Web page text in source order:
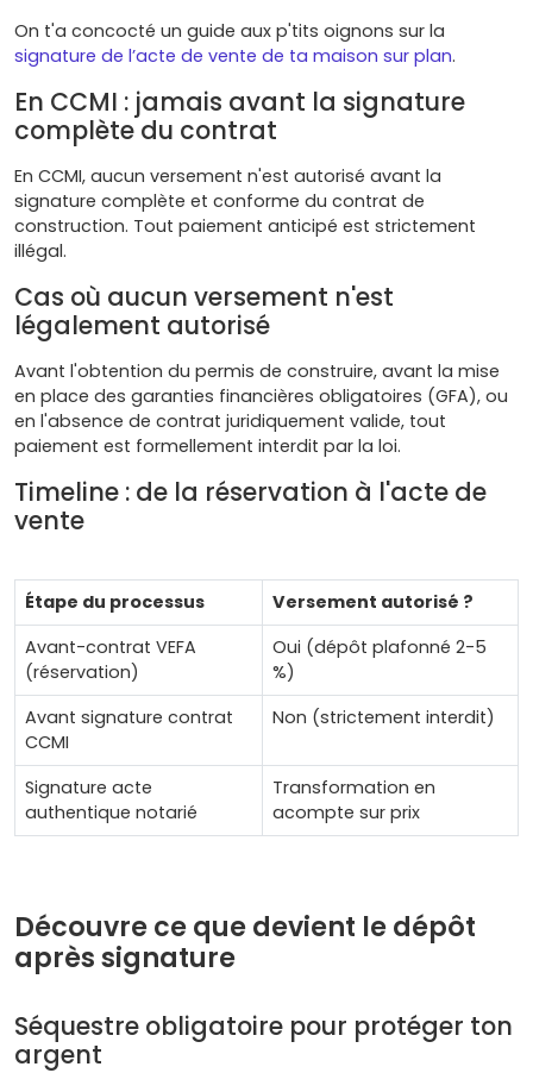
On t'a concocté un guide aux p'tits oignons sur la
signature de l’acte de vente de ta maison sur plan.
En CCMI : jamais avant la signature
complète du contrat
En CCMI, aucun versement n'est autorisé avant la
signature complète et conforme du contrat de
construction. Tout paiement anticipé est strictement
illégal.
Cas où aucun versement n'est
légalement autorisé
Avant l'obtention du permis de construire, avant la mise
en place des garanties financières obligatoires (GFA), ou
en l'absence de contrat juridiquement valide, tout
paiement est formellement interdit par la loi.
Timeline : de la réservation à l'acte de
vente
Étape du processus
Versement autorisé ?
Avant-contrat VEFA
(réservation)
Oui (dépôt plafonné 2-5
%)
Avant signature contrat
CCMI
Non (strictement interdit)
Signature acte
authentique notarié
Transformation en
acompte sur prix
Découvre ce que devient le dépôt
après signature
Séquestre obligatoire pour protéger ton
argent